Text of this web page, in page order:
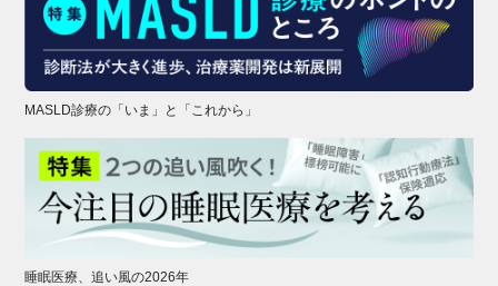
MASLD診療の「いま」と「これから」
睡眠医療、追い風の2026年